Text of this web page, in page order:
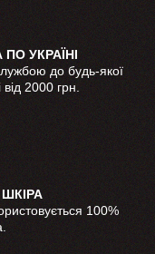
УКРАЇНІ
до будь-якої
2000 грн.
100%